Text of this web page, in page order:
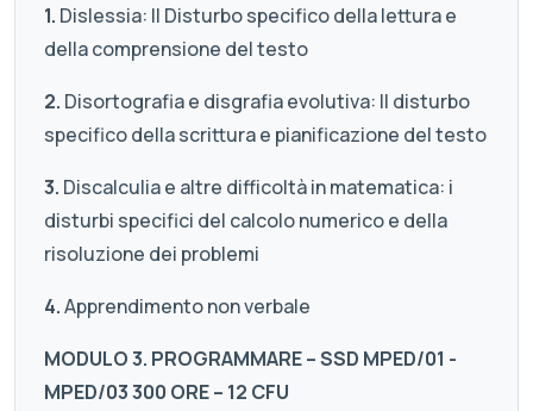
1. Dislessia: Il Disturbo specifico della lettura e
della comprensione del testo
2. Disortografia e disgrafia evolutiva: Il disturbo
specifico della scrittura e pianificazione del testo
3. Discalculia e altre difficoltà in matematica: i
disturbi specifici del calcolo numerico e della
risoluzione dei problemi
4.Apprendimento non verbale
MODULO 3. PROGRAMMARE – SSD MPED/01 -
MPED/03 300 ORE – 12 CFU